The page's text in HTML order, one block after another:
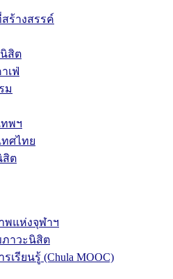
ร้างสรรค์
สิต
เฟ่
ม
พฯ
ศไทย
สิต
พแห่งจุฬาฯ
ภาวะนิสิต
เรียนรู้ (Chula MOOC)